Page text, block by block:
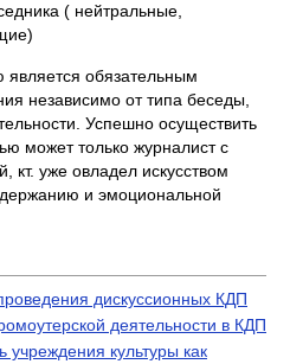
( нейтральные,
является обязательным
независимо от типа беседы,
Успешно осуществить
может только журналист с
кт. уже овладел искусством
и эмоциональной
дискуссионных КДП
деятельности в КДП
учреждения культуры как